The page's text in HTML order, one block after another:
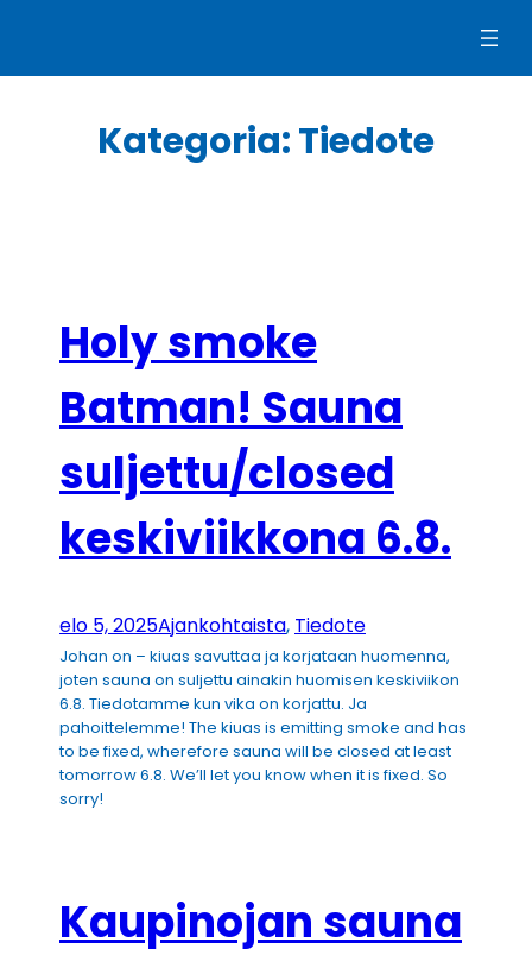
Kategoria:Tiedote
Holy smoke
Batman! Sauna
suljettu/closed
keskiviikkona 6.8.
elo 5, 2025Ajankohtaista, Tiedote
Johan on – kiuas savuttaa ja korjataan huomenna,
joten sauna on suljettu ainakin huomisen keskiviikon
6.8. Tiedotamme kun vika on korjattu. Ja
pahoittelemme! The kiuas is emitting smoke and has
to be fixed, wherefore sauna will be closed at least
tomorrow 6.8. We’ll let you know when it is fixed. So
sorry!
Kaupinojan sauna